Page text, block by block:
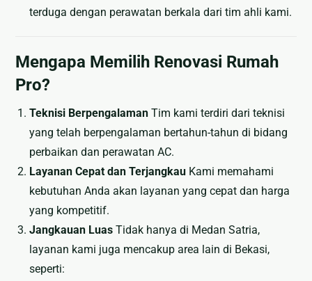
terduga dengan perawatan berkala dari tim ahli kami.
Mengapa Memilih Renovasi Rumah
Pro?
Teknisi Berpengalaman Tim kami terdiri dari teknisi
yang telah berpengalaman bertahun-tahun di bidang
perbaikan dan perawatan AC.
Layanan Cepat dan Terjangkau Kami memahami
kebutuhan Anda akan layanan yang cepat dan harga
yang kompetitif.
Jangkauan Luas Tidak hanya di Medan Satria,
layanan kami juga mencakup area lain di Bekasi,
seperti: